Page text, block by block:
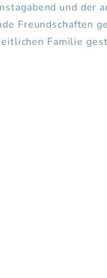
und der
Freundschaften
Familie